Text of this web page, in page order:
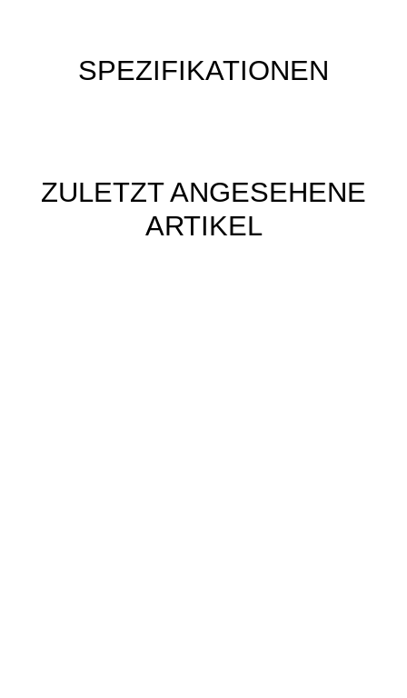
SPEZIFIKATIONEN
ZULETZT ANGESEHENE
ARTIKEL